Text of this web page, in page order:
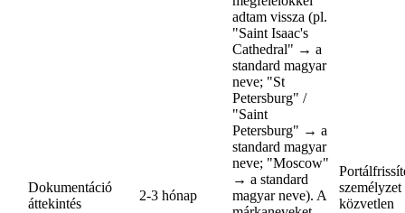
Dokumentáció
áttekintés
2-3 hónap
adtam vissza (pl.
"Saint Isaac's
Cathedral" → a
standard magyar
neve; "St
Petersburg" /
"Saint
Petersburg" → a
standard magyar
neve; "Moscow"
→ a standard
magyar neve). A
személyzet
közvetlen